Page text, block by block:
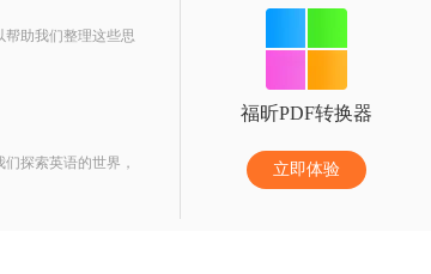
助我们整理这些思
探索英语的世界，
福昕PDF转换器
立即体验